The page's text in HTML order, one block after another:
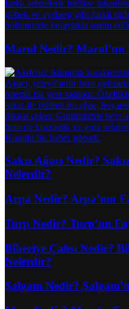
Marul Nedir? Marul’un
Sakız Ağacı Nedir?
Nelerdir?
Arpa Nedir? Arpa’nın
Turp Nedir? Turp’un
Biberiye Çalısı Nedir?
Nelerdir?
Şalgam Nedir?